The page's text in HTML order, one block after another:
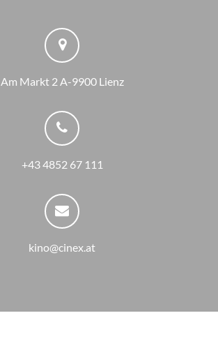
Am Markt 2 A-9900 Lienz
+43 4852 67 111
kino@cinex.at